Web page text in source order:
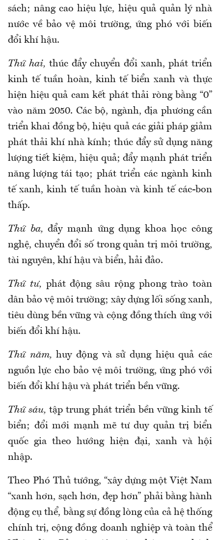
sách; nâng cao hiệu lực, hiệu quả quản lý nhà
nước về bảo vệ môi trường, ứng phó với biến
đổi khí hậu.
Thứ hai, thúc đẩy chuyển đổi xanh, phát triển
kinh tế tuần hoàn, kinh tế biển xanh và thực
hiện hiệu quả cam kết phát thải ròng bằng “0”
vào năm 2050. Các bộ, ngành, địa phương cần
triển khai đồng bộ, hiệu quả các giải pháp giảm
phát thải khí nhà kính; thúc đẩy sử dụng năng
lượng tiết kiệm, hiệu quả; đẩy mạnh phát triển
năng lượng tái tạo; phát triển các ngành kinh
tế xanh, kinh tế tuần hoàn và kinh tế các-bon
thấp.
Thứ ba, đẩy mạnh ứng dụng khoa học công
nghệ, chuyển đổi số trong quản trị môi trường,
tài nguyên, khí hậu và biển, hải đảo.
Thứ tư, phát động sâu rộng phong trào toàn
dân bảo vệ môi trường; xây dựng lối sống xanh,
tiêu dùng bền vững và cộng đồng thích ứng với
biến đổi khí hậu.
Thứ năm, huy động và sử dụng hiệu quả các
nguồn lực cho bảo vệ môi trường, ứng phó với
biến đổi khí hậu và phát triển bền vững.
Thứ sáu, tập trung phát triển bền vững kinh tế
biển; đổi mới mạnh mẽ tư duy quản trị biển
quốc gia theo hướng hiện đại, xanh và hội
nhập.
Theo Phó Thủ tướng, “xây dựng một Việt Nam
“xanh hơn, sạch hơn, đẹp hơn” phải bằng hành
động cụ thể, bằng sự đồng lòng của cả hệ thống
chính trị, cộng đồng doanh nghiệp và toàn thể